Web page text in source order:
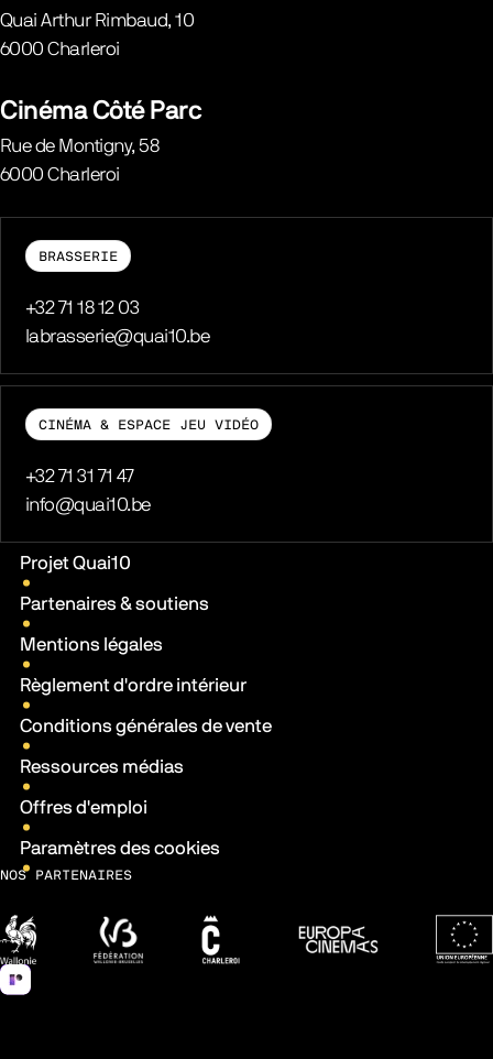
Quai Arthur Rimbaud, 10
6000 Charleroi
Cinéma Côté Parc
Rue de Montigny, 58
6000 Charleroi
BRASSERIE
Téléphone
+32 71 18 12 03
E-mail
labrasserie@quai10.be
CINÉMA & ESPACE JEU VIDÉO
Téléphone
+32 71 31 71 47
E-mail
info@quai10.be
Liens pratiques
Projet Quai10
Partenaires & soutiens
Mentions légales
Règlement d'ordre intérieur
Conditions générales de vente
Ressources médias
Offres d'emploi
Paramètres des cookies
NOS PARTENAIRES
Wallonie Fédération Wallonie-Bruxelles
Ville de CharleroiEuropa Cinemas